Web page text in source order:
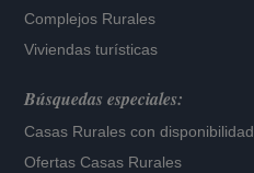
Complejos Rurales
Viviendas turísticas
Búsquedas especiales:
Casas Rurales con disponibilidad
Ofertas Casas Rurales